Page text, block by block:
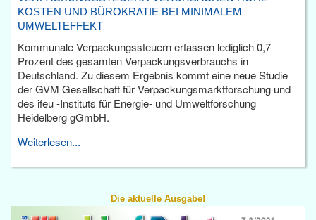
KOSTEN UND BÜROKRATIE BEI MINIMALEM
UMWELTEFFEKT
Kommunale Verpackungssteuern erfassen lediglich 0,7
Prozent des gesamten Verpackungsverbrauchs in
Deutschland. Zu diesem Ergebnis kommt eine neue Studie
der GVM Gesellschaft für Verpackungsmarktforschung und
des ifeu -Instituts für Energie- und Umweltforschung
Heidelberg gGmbH.
Weiterlesen...
Die aktuelle Ausgabe!